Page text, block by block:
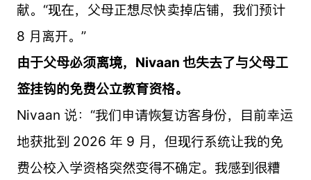
献。“现在，父母正想尽快卖掉店铺，我们预计
8 月离开。”
由于父母必须离境，Nivaan 也失去了与父母工
签挂钩的免费公立教育资格。
Nivaan 说：“我们申请恢复访客身份，目前幸运
地获批到 2026 年 9 月，但现行系统让我的免
费公校入学资格突然变得不确定。我感到很糟